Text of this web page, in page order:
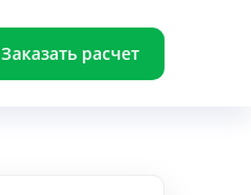
Заказать расчет